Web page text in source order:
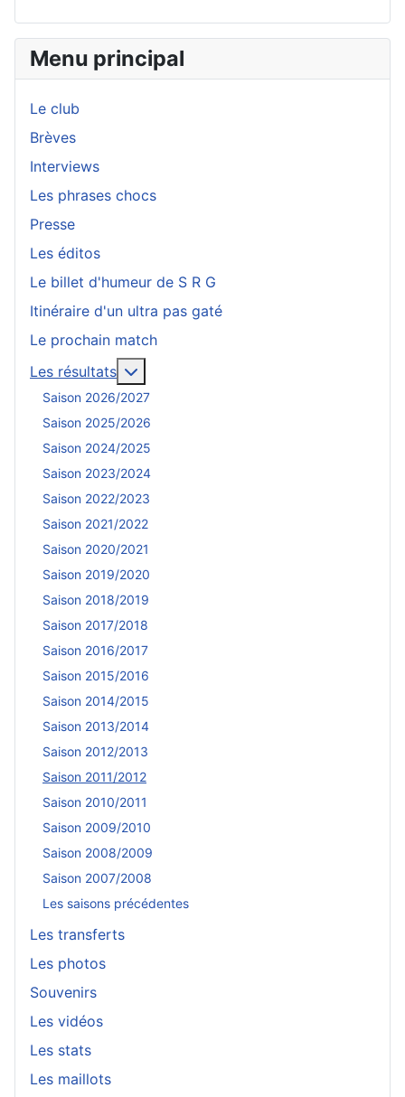
Menu principal
Le club
Brèves
Interviews
Les phrases chocs
Presse
Les éditos
Le billet d'humeur de S R G
Itinéraire d'un ultra pas gaté
Le prochain match
Les résultats
Saison 2026/2027
Saison 2025/2026
Saison 2024/2025
Saison 2023/2024
Saison 2022/2023
Saison 2021/2022
Saison 2020/2021
Saison 2019/2020
Saison 2018/2019
Saison 2017/2018
Saison 2016/2017
Saison 2015/2016
Saison 2014/2015
Saison 2013/2014
Saison 2012/2013
Saison 2011/2012
Saison 2010/2011
Saison 2009/2010
Saison 2008/2009
Saison 2007/2008
Les saisons précédentes
Les transferts
Les photos
Souvenirs
Les vidéos
Les stats
Les maillots